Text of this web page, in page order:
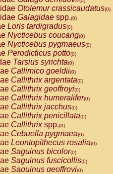
Otolemur crassicaudatus(0)
Galagidae spp.(0)
Loris tardigradus(0)
Nycticebus coucang(0)
Nycticebus pygmaeus(0)
Perodicticus potto(0)
Tarsius syrichta(0)
Callimico goeldii(0)
Callithrix argentata(0)
Callithrix geoffroyi(0)
Callithrix humeralifer(0)
Callithrix jacchus(0)
Callithrix penicillata(0)
Callithrixspp.(0)
Cebuella pygmaea(0)
Leontopithecus rosalia(0)
Saguinus bicolor(0)
Saguinus fuscicollis(0)
Saguinus geoffroyi(0)